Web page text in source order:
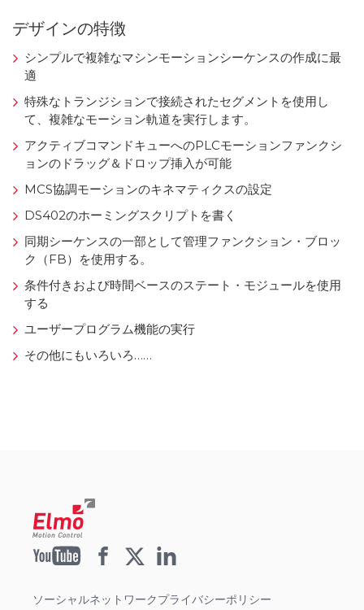
デザインの特徴
シンプルで複雑なマシンモーションシーケンスの作成に最
適
特殊なトランジションで接続されたセグメントを使用し
て、複雑なモーション軌道を実行します。
アクティブコマンドキューへのPLCモーションファンクシ
ョンのドラッグ＆ドロップ挿入が可能
MCS協調モーションのキネマティクスの設定
DS402のホーミングスクリプトを書く
同期シーケンスの一部として管理ファンクション・ブロッ
ク（FB）を使用する。
条件付きおよび時間ベースのステート・モジュールを使用
する
ユーザープログラム機能の実行
その他にもいろいろ……
ソーシャルネットワークプライバシーポリシー